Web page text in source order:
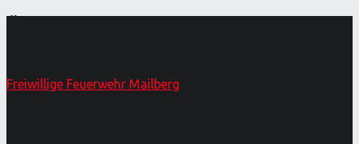
Freiwillige Feuerwehr Mailberg